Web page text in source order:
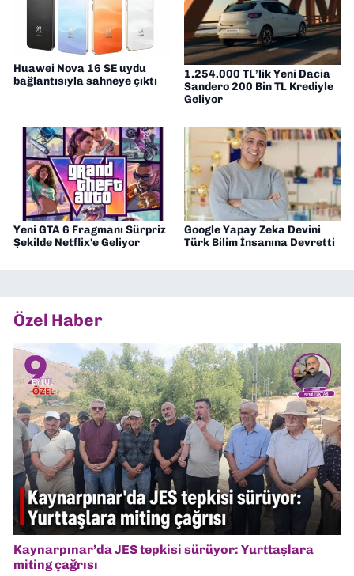
Huawei Nova 16 SE uydu
bağlantısıyla sahneye çıktı
1.254.000 TL’lik Yeni Dacia
Sandero 200 Bin TL Krediyle
Geliyor
Yeni GTA 6 Fragmanı Sürpriz
Şekilde Netflix'e Geliyor
Google Yapay Zeka Devini
Türk Bilim İnsanına Devretti
Özel Haber
Kaynarpınar’da JES tepkisi sürüyor: Yurttaşlara
miting çağrısı